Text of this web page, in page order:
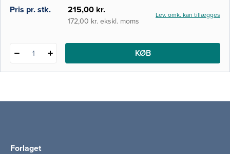
spyttets og fluorids funkti
i-bog
Pris pr. stk. 215,00 kr.
172,00 kr. ekskl. moms
Lev. omk. kan tillægges
1 KØB
Forlaget